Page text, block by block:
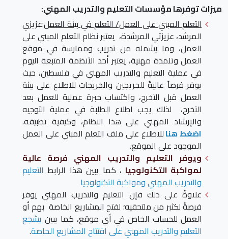
ميزات توفرها مؤسسات التعليم والتدريب المهني:
التعلم المبني على العمل/ التعلم في بيئة العمل:عزيزي
المرشد، عزيزتي المرشدة، يعتبر نظام التعلم المبني على
العمل، وما يشمله من تدريب وممارسة في موقع
العمل وتلمذة مهنية، يعتبر أحد الأنظمة المتبعة اليوم
في عملية التعليم والتدريب المهني في فلسطين، حيث
يوفر فرصاً عاليةً للخريجين والخريجات للاطلاع على بيئة
العمل قبل التخرج، واكتساب خبرة عملية للعمل بعد
التخرج، لذلك يجب اطلاع الطلبة في عملية التوجيه
والإرشاد المهني على هذا النظام، وكيفية تطبيقه.
اضغط هناللاطلاع على ملف التعلم المبني على العمل
الموجود على الموقع.
ويوفر التعليم والتدريب المهني فرصة عالية
لمواكبة التكنولوجيا ، كما يبين هذا الرابط التعليم
والتدريب المهني ومواكبة التكنولوجيا
علاوةً على ذلك فإن التعليم والتدريب المهني يوفر
فرصةً لكثير من ملتحقيه؛ لفتح المشاريع الخاصة بهم أو
العمل للحساب الخاص في أي موقع، كما يبين يشجع
التعليم والتدريب المهني على افتتاح المشاريع الخاصة.